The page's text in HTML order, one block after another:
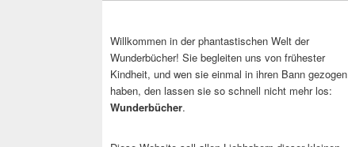
Willkommen in der phantastischen Welt der
Wunderbücher! Sie begleiten uns von frühester
Kindheit, und wen sie einmal in ihren Bann gezogen
haben, den lassen sie so schnell nicht mehr los:
Wunderbücher.